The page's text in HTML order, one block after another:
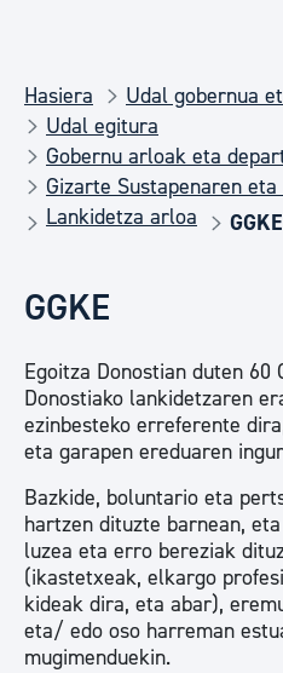
Hasiera
Udal gobernua
Udal egitura
Gobernu arloak eta
Gizarte Sustapenaren
Lankidetza arloa
GGKE
GGKE
Egoitza Donostian duten 60
Donostiako lankidetzaren
ezinbesteko erreferente
eta garapen ereduaren
Bazkide, boluntario eta
hartzen dituzte barnean,
luzea eta erro bereziak
(ikastetxeak, elkargo
kideak dira, eta abar),
eta/ edo oso harreman
mugimenduekin.